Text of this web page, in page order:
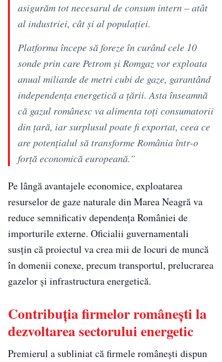
asigurăm tot necesarul de consum intern – atât
al industriei, cât şi al populaţiei.
Platforma începe să foreze în curând cele 10
sonde prin care Petrom şi Romgaz vor exploata
anual miliarde de metri cubi de gaze, garantând
independenţa energetică a ţării. Asta înseamnă
că gazul românesc va alimenta toţi consumatorii
din ţară, iar surplusul poate fi exportat, ceea ce
are potenţialul să transforme România într-o
forţă economică europeană.”
Pe lângă avantajele economice, exploatarea
resurselor de gaze naturale din Marea Neagră va
reduce semnificativ dependenţa României de
importurile externe. Oficialii guvernamentali
susţin că proiectul va crea mii de locuri de muncă
în domenii conexe, precum transportul, prelucrarea
gazelor şi infrastructura energetică.
Contribuţia firmelor româneşti la
dezvoltarea sectorului energetic
Premierul a subliniat că firmele româneşti dispun